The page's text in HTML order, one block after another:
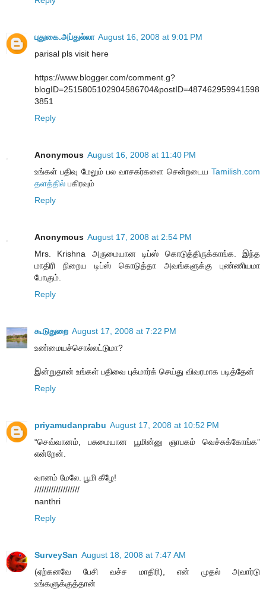
புதுகை.அப்துல்லா August 16, 2008 at 9:01 PM
parisal pls visit here
https://www.blogger.com/comment.g?
blogID=2515805102904586704&postID=487462959941598
3851
Reply
Anonymous August 16, 2008 at 11:40 PM
உங்கள் பதிவு மேலும் பல வாசகர்களை சென்றடைய Tamilish.com
தளத்தில் பகிரவும்
Reply
Anonymous August 17, 2008 at 2:54 PM
Mrs. Krishna அருமையான டிப்ஸ் கொடுத்திருக்காங்க. இந்த
மாதிரி நிறைய டிப்ஸ் கொடுத்தா அவங்களுக்கு புண்ணியமா
போகும்.
Reply
கூடுதுறை August 17, 2008 at 7:22 PM
உண்மையச்சொல்லட்டுமா?
இன்றுதான் உங்கள் பதிவை புக்மார்க் செய்து விவரமாக படித்தேன்
Reply
priyamudanprabu August 17, 2008 at 10:52 PM
“செவ்வானம், பசுமையான பூமின்னு ஞாபகம் வெச்சுக்கோங்க”
என்றேன்.
வானம் மேலே. பூமி கீழே!
///////////////////
nanthri
Reply
SurveySan August 18, 2008 at 7:47 AM
(ஏற்கனவே பேசி வச்ச மாதிரி), என் முதல் அவார்டு
உங்களுக்குத்தான்